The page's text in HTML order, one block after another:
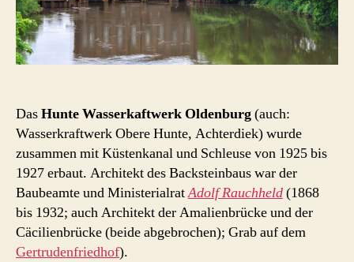
DasHunteWasserkaftwerk Oldenburg(auch:
Wasserkraftwerk Obere Hunte, Achterdiek) wurde
zusammen mit Küstenkanal und Schleuse von 1925 bis
1927 erbaut. Architekt des Backsteinbaus war der
Baubeamte und MinisterialratAdolf Rauchheld(1868
bis 1932; auch Architekt der Amalienbrücke und der
Cäcilienbrücke (beide abgebrochen); Grab auf dem
Gertrudenfriedhof).